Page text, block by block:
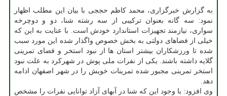
به گزارش خبرگزاری، محمد کاظم حججی با بیان این مطلب اظهار
نمود: سه گانه بعنوان ترکیبی از سه رشته شنا، دو و دوچرخه
سواری، نیازمند تجهیزات استاندارد خودش است. با عنایت به این که
خیلی از فضاهای دولتی به بخش خصوص واگذار شده این مورد سبب
شده تا ورزشکاران بیشتر استان ها از نبود استخر و فضای تمرینی
گلایه داشته باشند. یکی از نفرات ملی پوش در شهرکرد به علت نبود
استخر تمرینی مجبور شده تمرینات خویش را در شهر اصفهان ادامه
دهد.
وی افزود: با وجود این که شنا در آبهای آزاد توانایی نفرات را مشخص